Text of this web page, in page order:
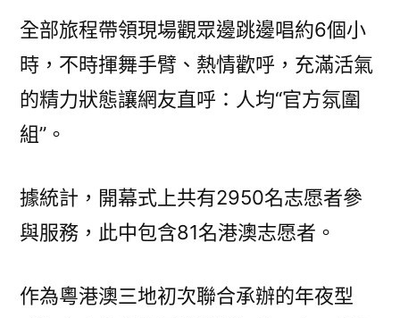
全部旅程帶領現場觀眾邊跳邊唱約6個小
時，不時揮舞手臂、熱情歡呼，充滿活氣
的精力狀態讓網友直呼：人均“官方氛圍
組”。
據統計，開幕式上共有2950名志愿者參
與服務，此中包含81名港澳志愿者。
作為粵港澳三地初次聯合承辦的年夜型